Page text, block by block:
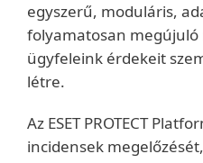
egyszerű, moduláris,
folyamatosan
ügyfeleink érdekeit
létre.
Az ESET PROTECT
incidensek